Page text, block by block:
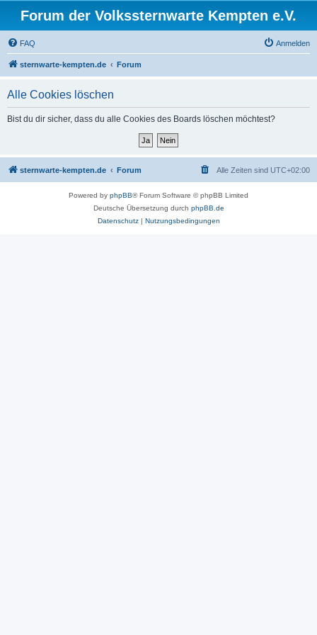
Forum der Volkssternwarte Kempten e.V.
FAQ Anmelden
sternwarte-kempten.de Forum
Alle Cookies löschen
Bist du dir sicher, dass du alle Cookies des Boards löschen möchtest?
sternwarte-kempten.de Forum Alle Zeiten sind UTC+02:00
Powered by phpBB® Forum Software © phpBB Limited
Deutsche Übersetzung durch phpBB.de
Datenschutz| Nutzungsbedingungen